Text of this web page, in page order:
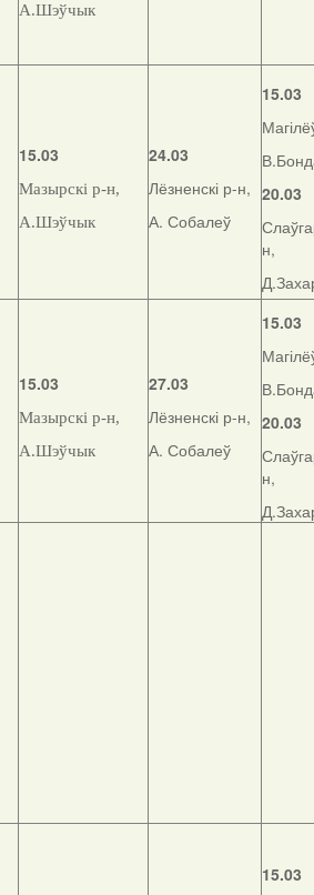
А.Шэўчык
15.03
Мазырскі р-н,
А.Шэўчык
24.03
Лёзненскі р-н,
А. Собалеў
15.03
20.03
н,
15.03
Мазырскі р-н,
А.Шэўчык
27.03
Лёзненскі р-н,
А. Собалеў
15.03
20.03
н,
15.03